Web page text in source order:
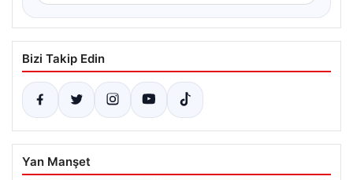
Bizi Takip Edin
Yan Manşet